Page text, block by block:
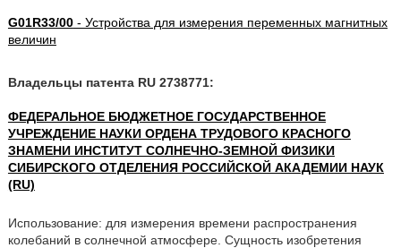
G01R33/00- Устройства для измерения переменных магнитных
величин
Владельцы патента RU 2738771:
ФЕДЕРАЛЬНОЕ БЮДЖЕТНОЕ ГОСУДАРСТВЕННОЕ
УЧРЕЖДЕНИЕ НАУКИ ОРДЕНА ТРУДОВОГО КРАСНОГО
ЗНАМЕНИ ИНСТИТУТ СОЛНЕЧНО-ЗЕМНОЙ ФИЗИКИ
СИБИРСКОГО ОТДЕЛЕНИЯ РОССИЙСКОЙ АКАДЕМИИ НАУК
(RU)
Использование: для измерения времени распространения
колебаний в солнечной атмосфере. Сущность изобретения